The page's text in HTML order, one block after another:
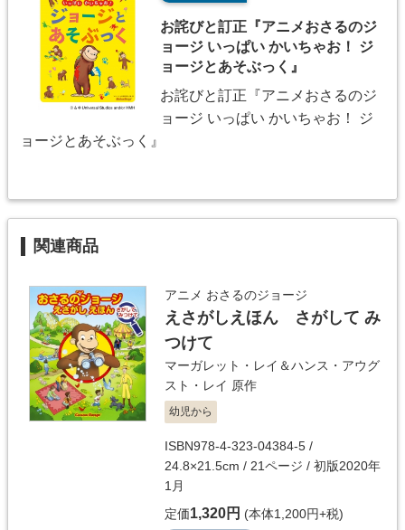
お詫びと訂正『アニメおさるのジ
ョージ いっぱい かいちゃお！ ジ
ョージとあそぶっく』
お詫びと訂正『アニメおさるのジ
ョージ いっぱい かいちゃお！ ジ
ョージとあそぶっく』
関連商品
アニメ おさるのジョージ
えさがしえほん さがして み
つけて
マーガレット・レイ＆ハンス・アウグ
スト・レイ 原作
幼児から
ISBN978-4-323-04384-5 /
24.8×21.5cm / 21ページ / 初版2020年
1月
定価1,320円 (本体1,200円+税)